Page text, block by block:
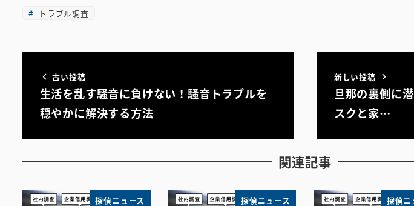
トラブル調査
古い投稿
生活を乱す騒音に負けない！騒音トラブルを
穏やかに解決する方法
新しい投稿
旦那の裏側に
スクと家…
関連記事
探偵ニュース 探偵ニュース 探偵ニ